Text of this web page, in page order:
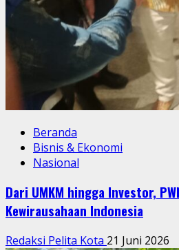
Beranda
Bisnis & Ekonomi
Nasional
Dari UMKM hingga Investor,
Kewirausahaan Indonesia
Redaksi Pelita Kota 21 Juni 2026